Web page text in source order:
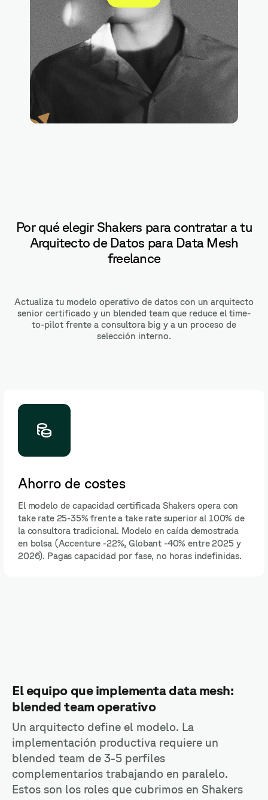
Por qué elegir Shakers para contratar a tu
Arquitecto de Datos para Data Mesh
freelance
Actualiza tu modelo operativo de datos con un arquitecto
senior certificado y un blended team que reduce el time-
to-pilot frente a consultora big y a un proceso de
selección interno.
Ahorro de costes
El modelo de capacidad certificada Shakers opera con
take rate 25-35% frente a take rate superior al 100% de
la consultora tradicional. Modelo en caída demostrada
en bolsa (Accenture -22%, Globant -40% entre 2025 y
2026). Pagas capacidad por fase, no horas indefinidas.
El equipo que implementa data mesh:
blended team operativo
Un arquitecto define el modelo. La
implementación productiva requiere un
blended team de 3-5 perfiles
complementarios trabajando en paralelo.
Estos son los roles que cubrimos en Shakers